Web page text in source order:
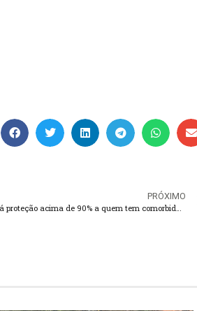
PRÓXIMO
CoronaVac dá proteção acima de 90% a quem tem comorbidades, diz estudo